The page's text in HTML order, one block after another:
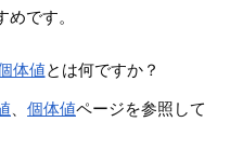
です。
体値とは何ですか？
、個体値ページを参照して